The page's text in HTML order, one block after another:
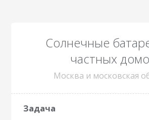
Солнечные
частных
Москва и московская